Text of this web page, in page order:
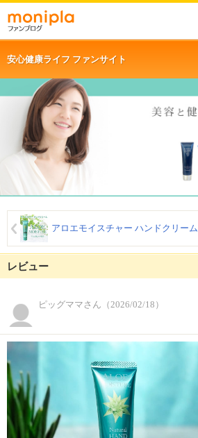
安心健康ライフ ファンサイト
アロエモイスチャー ハンドクリーム
レビュー
ピッグママさん（2026/02/18）